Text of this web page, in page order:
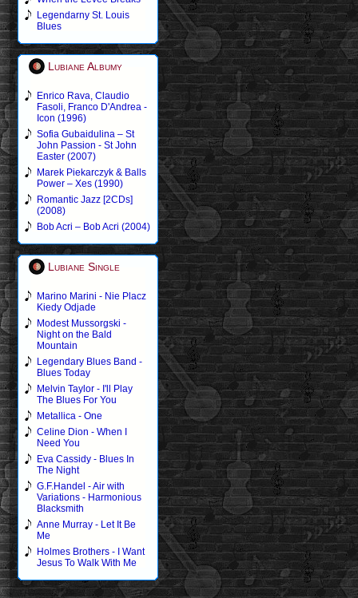
Legendarny St. Louis
Blues
Lubiane Albumy
Enrico Rava, Claudio
Fasoli, Franco D'Andrea -
Icon (1996)
Sofia Gubaidulina – St
John Passion - St John
Easter (2007)
Marek Piekarczyk & Balls
Power – Xes (1990)
Romantic Jazz [2CDs]
(2008)
Bob Acri – Bob Acri (2004)
Lubiane Single
Marino Marini - Nie Placz
Kiedy Odjade
Modest Mussorgski -
Night on the Bald
Mountain
Legendary Blues Band -
Blues Today
Melvin Taylor - I'll Play
The Blues For You
Metallica - One
Celine Dion - When I
Need You
Eva Cassidy - Blues In
The Night
G.F.Handel - Air with
Variations - Harmonious
Blacksmith
Anne Murray - Let It Be
Me
Holmes Brothers - I Want
Jesus To Walk With Me